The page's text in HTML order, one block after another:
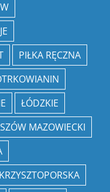
PIŁKA RĘCZNA
ŁÓDZKIE
MAZOWIECKI